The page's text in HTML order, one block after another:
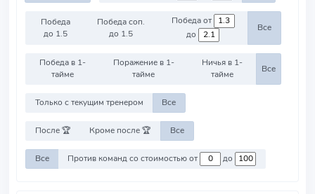
Победа
до 1.5
Победа соп.
до 1.5
Победа от
до
Все
Победа в 1-
тайме
Поражение в 1-
тайме
Ничья в 1-
тайме
Все
Только с текущим тренером Все
После 🏆 Кроме после 🏆 Все
Все Против команд со стоимостью от до